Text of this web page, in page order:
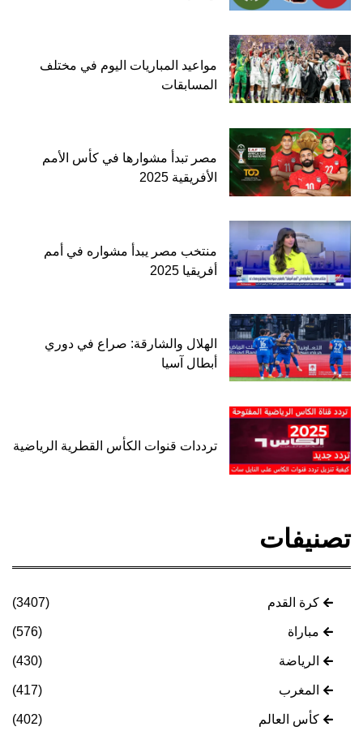
مواعيد المباريات اليوم في مختلف
المسابقات
مصر تبدأ مشوارها في كأس الأمم
الأفريقية 2025
منتخب مصر يبدأ مشواره في أمم
أفريقيا 2025
الهلال والشارقة: صراع في دوري
أبطال آسيا
ترددات قنوات الكأس القطرية الرياضية
تصنيفات
كرة القدم (3407)
مباراة (576)
الرياضة (430)
المغرب (417)
كأس العالم (402)